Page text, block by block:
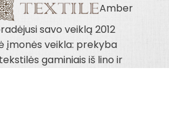
Amber
savo veiklą 2012
įmonės veikla: prekyba
gaminiais iš lino ir